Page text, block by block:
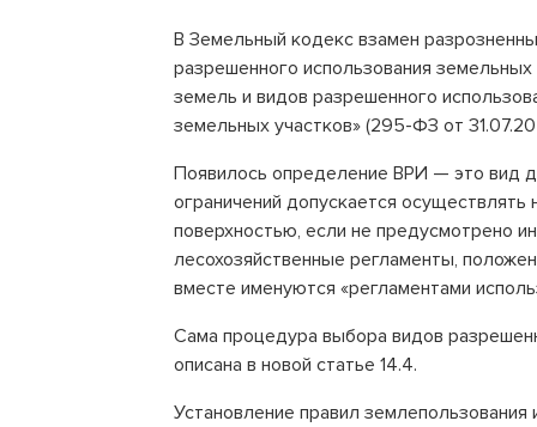
В Земельный кодекс взамен
разрешенного использования земельных
земель и видов разрешенного
земельных участков» (295-ФЗ от
Появилось определение ВРИ — это вид
ограничений допускается
поверхностью, если не предусмотрено
лесохозяйственные регламенты,
вместе именуются «регламентами
Сама процедура выбора видов
описана в новой статье 14.4.
Установление правил